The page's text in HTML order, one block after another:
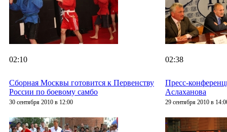
02:10
Сборная Москвы готовится к Первенству
России по боевому самбо
30 сентября 2010 в 12:00
02:38
Пресс-
Аслаханова
29 сентября 2010 в